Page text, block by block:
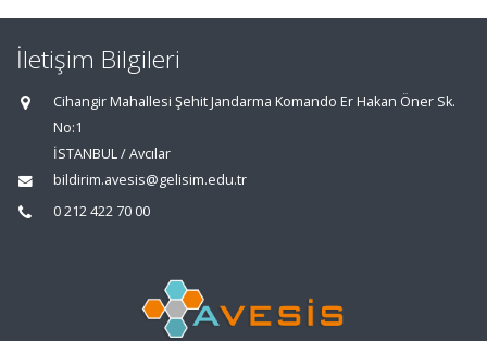
İletişim Bilgileri
Cihangir Mahallesi Şehit Jandarma Komando Er Hakan Öner Sk.
No:1
İSTANBUL / Avcılar
bildirim.avesis@gelisim.edu.tr
0 212 422 70 00